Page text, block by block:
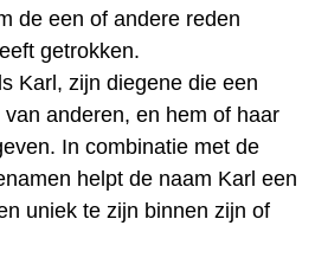
de een of andere reden
getrokken.
Karl, zijn diegene die een
anderen, en hem of haar
In combinatie met de
helpt de naam Karl een
uniek te zijn binnen zijn of